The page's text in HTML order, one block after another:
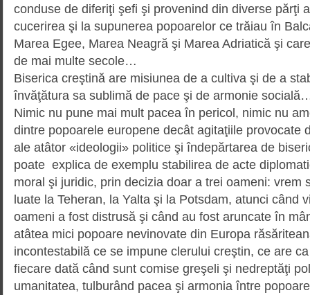
conduse de diferiţi şefi şi provenind din diverse părţi
cucerirea şi la supunerea popoarelor ce trăiau în
Marea Egee, Marea Neagră şi Marea Adriatică şi
de mai multe secole…
Biserica creştină are misiunea de a cultiva şi de a
învăţătura sa sublimă de pace şi de armonie
Nimic nu pune mai mult pacea în pericol, nimic nu
dintre popoarele europene decât agitaţiile provocate
ale atâtor «ideologii» politice şi îndepărtarea de
poate explica de exemplu stabilirea de acte
moral şi juridic, prin decizia doar a trei oameni: vrem
luate la Teheran, la Yalta şi la Potsdam, atunci când
oameni a fost distrusă şi când au fost aruncate în
atâtea mici popoare nevinovate din Europa
incontestabilă ce se impune clerului creştin, ce are
fiecare dată când sunt comise greşeli şi nedreptăţi
umanitatea, tulburând pacea şi armonia între